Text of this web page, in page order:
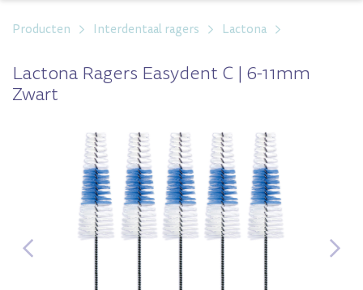
Producten Interdentaal ragers Lactona
Lactona Ragers Easydent C | 6-11mm
Zwart